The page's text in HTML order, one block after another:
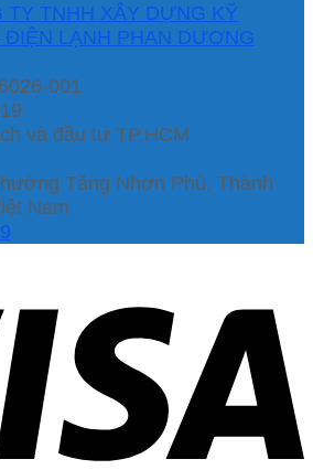
TY TNHH XÂY DỰNG KỸ
LẠNH PHAN DƯƠNG
001
và đầu tư TP.HCM
Tăng Nhơn Phú, Thành
Nam